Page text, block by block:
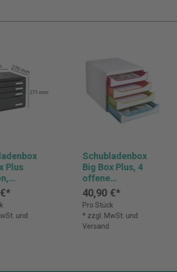
Plus
4
- und
Schubladenbox
Big Box Plus, 4
offene
Schubladen, Black
Office -
Weiss/Harlekin
40,90 €*
Pro Stück
* zzgl. MwSt. und
Versand